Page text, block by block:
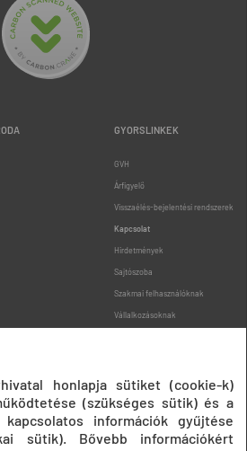
GYORSLINKEK
GVH
Árfigyelő
Visszaélés-bejelentési rendszerek
Kapcsolat
Hirdetmények
Sajtószoba
Szakmai felhasználóknak
Vállalkozásoknak
Oldaltérkép
honlapja sütiket (cookie-k)
(szükséges sütik) és a
kapcsolatos információk gyűjtése
sütik). Bővebb információkért